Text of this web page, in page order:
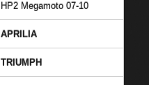
HP2 Megamoto 07-10
APRILIA
TRIUMPH